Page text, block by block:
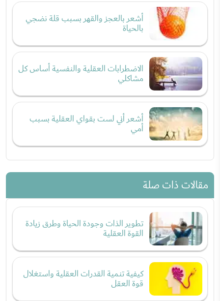
أشعر بالعجز والقهر بسبب قلة نضجي
بالحياة
الاضطرابات العقلية والنفسية أساس كل
مشاكلي
أشعر أني لست بقواي العقلية بسبب
أمي
مقالات ذات صلة
تطوير الذات وجودة الحياة وطرق زيادة
القوة العقلية
كيفية تنمية القدرات العقلية واستغلال
قوة العقل